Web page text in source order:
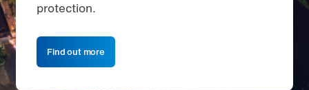
protection.
Find out more